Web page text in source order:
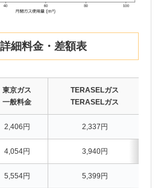
細料金・差額表
東京ガス
一般料金
TERASELガス
TERASELガス
2,406円 2,337円
4,054円 3,940円
5,554円 5,399円